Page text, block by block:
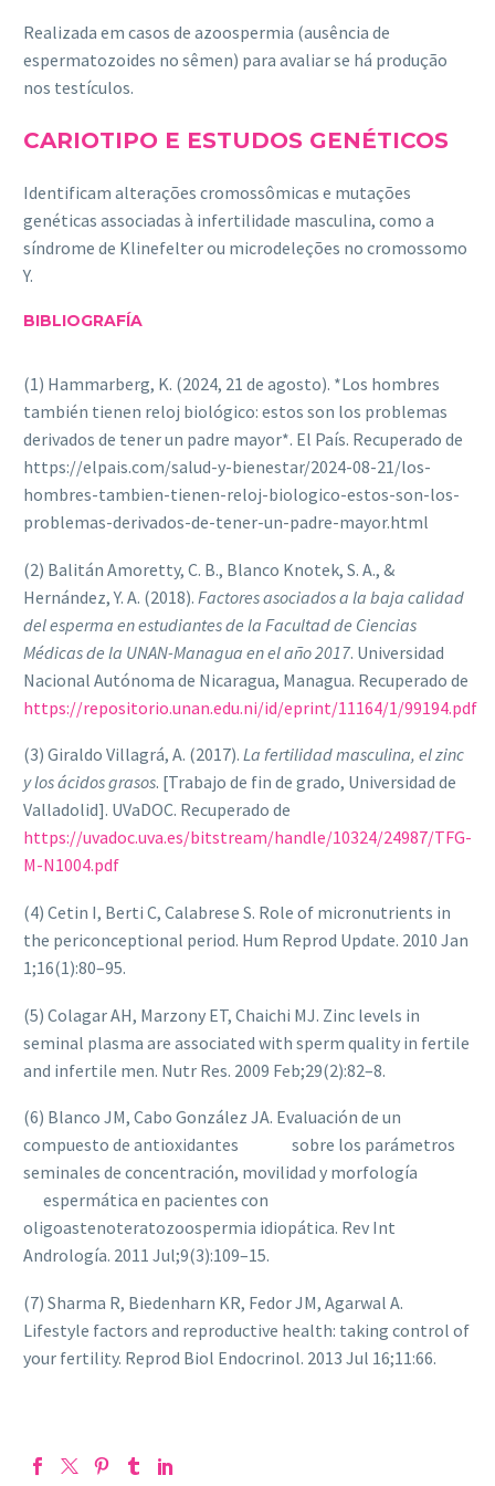
Realizada em casos de azoospermia (ausência de
espermatozoides no sêmen) para avaliar se há produção
nos testículos.
CARIOTIPO E ESTUDOS GENÉTICOS
Identificam alterações cromossômicas e mutações
genéticas associadas à infertilidade masculina, como a
síndrome de Klinefelter ou microdeleções no cromossomo
Y.
BIBLIOGRAFÍA
(1) Hammarberg, K. (2024, 21 de agosto). *Los hombres
también tienen reloj biológico: estos son los problemas
derivados de tener un padre mayor*. El País. Recuperado de
https://elpais.com/salud-y-bienestar/2024-08-21/los-
hombres-tambien-tienen-reloj-biologico-estos-son-los-
problemas-derivados-de-tener-un-padre-mayor.html
(2) Balitán Amoretty, C. B., Blanco Knotek, S. A., &
Hernández, Y. A. (2018). Factores asociados a la baja calidad
del esperma en estudiantes de la Facultad de Ciencias
Médicas de la UNAN-Managua en el año 2017. Universidad
Nacional Autónoma de Nicaragua, Managua. Recuperado de
https://repositorio.unan.edu.ni/id/eprint/11164/1/99194.pdf
(3) Giraldo Villagrá, A. (2017). La fertilidad masculina, el zinc
y los ácidos grasos. [Trabajo de fin de grado, Universidad de
Valladolid]. UVaDOC. Recuperado de
https://uvadoc.uva.es/bitstream/handle/10324/24987/TFG-
M-N1004.pdf
(4) Cetin I, Berti C, Calabrese S. Role of micronutrients in
the periconceptional period. Hum Reprod Update. 2010 Jan
1;16(1):80–95.
(5) Colagar AH, Marzony ET, Chaichi MJ. Zinc levels in
seminal plasma are associated with sperm quality in fertile
and infertile men. Nutr Res. 2009 Feb;29(2):82–8.
(6) Blanco JM, Cabo González JA. Evaluación de un
compuesto de antioxidantes sobre los parámetros
seminales de concentración, movilidad y morfología
espermática en pacientes con
oligoastenoteratozoospermia idiopática. Rev Int
Andrología. 2011 Jul;9(3):109–15.
(7) Sharma R, Biedenharn KR, Fedor JM, Agarwal A.
Lifestyle factors and reproductive health: taking control of
your fertility. Reprod Biol Endocrinol. 2013 Jul 16;11:66.